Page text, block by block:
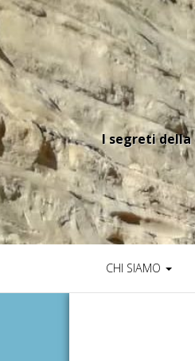
I segreti della
CHI SIAMO